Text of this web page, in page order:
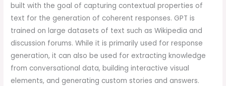
built with the goal of capturing contextual properties of
text for the generation of coherent responses. GPT is
trained on large datasets of text such as Wikipedia and
discussion forums. While it is primarily used for response
generation, it can also be used for extracting knowledge
from conversational data, building interactive visual
elements, and generating custom stories and answers.